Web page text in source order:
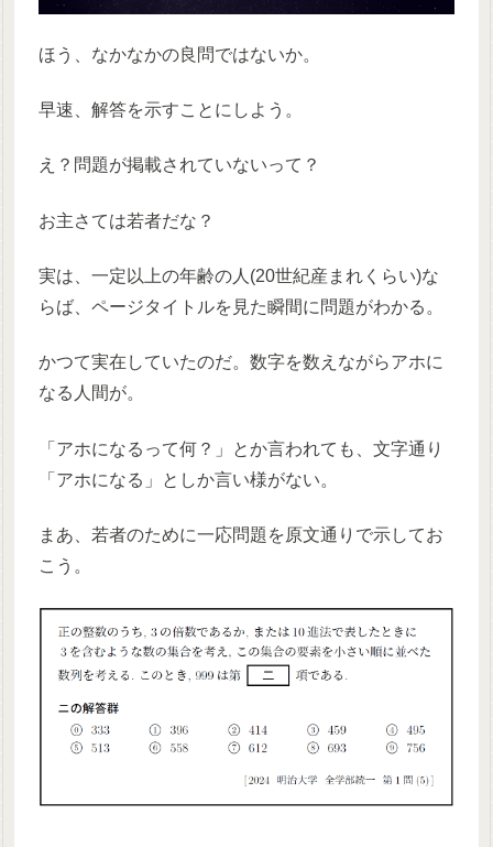
ほう、なかなかの良問ではないか。
早速、解答を示すことにしよう。
え？問題が掲載されていないって？
お主さては若者だな？
実は、一定以上の年齢の人(20世紀産まれくらい)な
らば、ページタイトルを見た瞬間に問題がわかる。
かつて実在していたのだ。数字を数えながらアホに
なる人間が。
「アホになるって何？」とか言われても、文字通り
「アホになる」としか言い様がない。
まあ、若者のために一応問題を原文通りで示してお
こう。